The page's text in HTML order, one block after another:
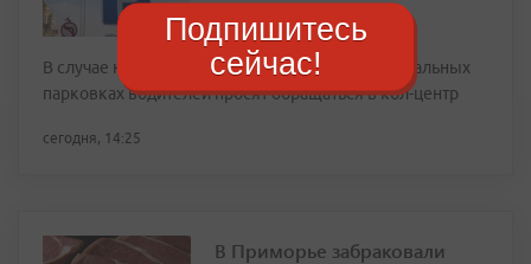
В случае непредвиденных ситуаций на муниципальных
парковках водителей просят обращаться в кол-центр
сегодня, 14:25
В Приморье забраковали
Подпишитесь
сейчас!